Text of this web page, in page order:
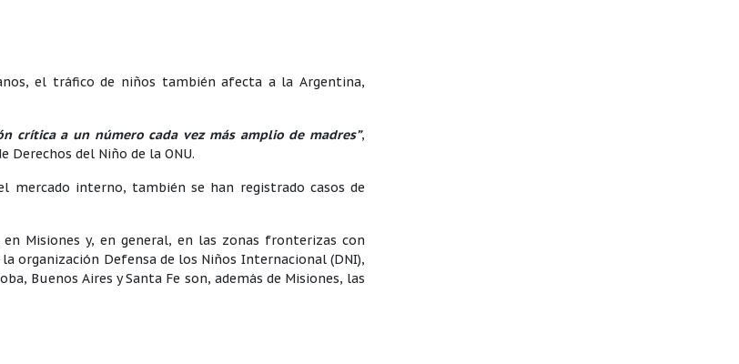
el tráfico de niños también afecta a la Argentina,
crítica a un número cada vez más amplio de madres”,
Derechos del Niño de la ONU.
mercado interno, también se han registrado casos de
Misiones y, en general, en las zonas fronterizas con
organización Defensa de los Niños Internacional (DNI),
Buenos Aires y Santa Fe son, además de Misiones, las